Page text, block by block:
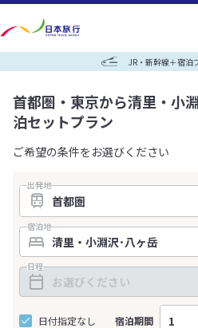
JR・新幹線＋宿泊
首都圏・東京から清里・小
泊セットプラン
ご希望の条件をお選びください
出発地
宿泊地
日程
日付指定なし 宿泊期間